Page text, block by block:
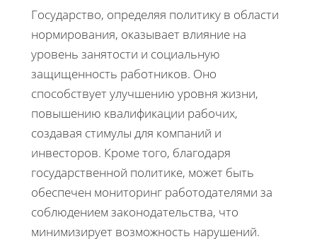
Государство, определяя политику в области
нормирования, оказывает влияние на
уровень занятости и социальную
защищенность работников. Оно
способствует улучшению уровня жизни,
повышению квалификации рабочих,
создавая стимулы для компаний и
инвесторов. Кроме того, благодаря
государственной политике, может быть
обеспечен мониторинг работодателями за
соблюдением законодательства, что
минимизирует возможность нарушений.